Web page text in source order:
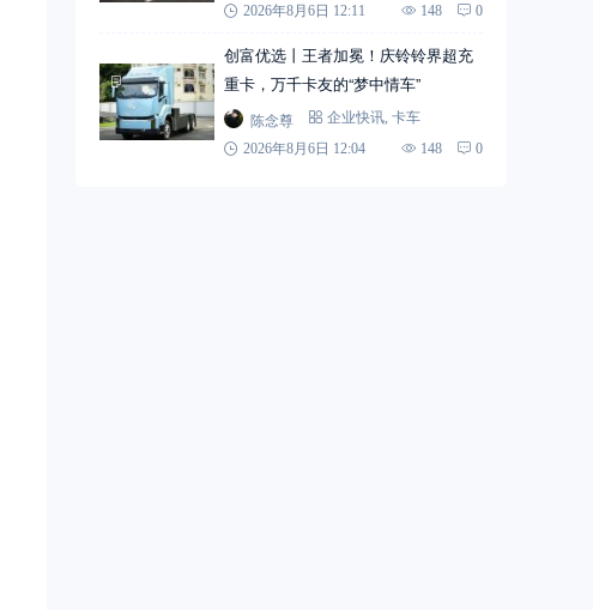
2026年8月6日 12:11
148 0
创富优选丨王者加冕！庆铃铃界超充
重卡，万千卡友的“梦中情车”
陈念尊 企业快讯 卡车
2026年8月6日 12:04
148 0